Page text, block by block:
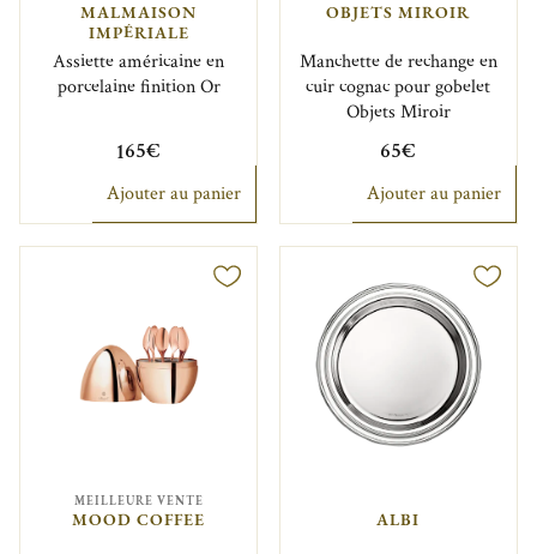
MALMAISON
IMPÉRIALE
Assiette américaine en
porcelaine finition Or
165€
Ajouter au panier
OBJETS MIROIR
Manchette de rechange en
cuir cognac pour gobelet
Objets Miroir
65€
Ajouter au panier
MEILLEURE VENTE
MOOD COFFEE ALBI